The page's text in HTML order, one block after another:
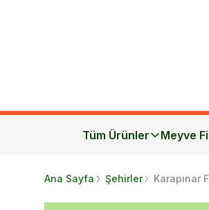
Tüm Ürünler Meyve
Ana Sayfa Şehirler Karapınar